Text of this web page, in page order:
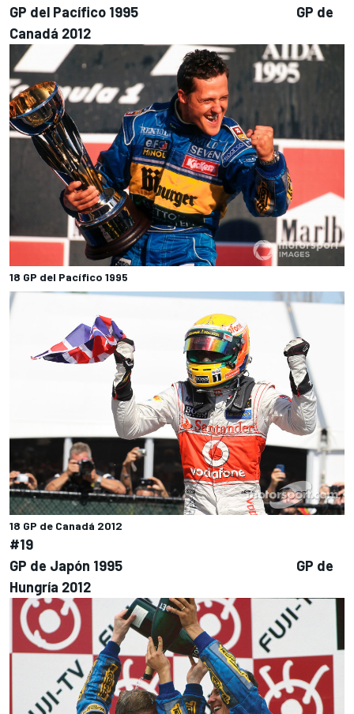
GP del Pacífico 1995 GP de
Canadá 2012
18 GP del Pacífico 1995
18 GP de Canadá 2012
#19
GP de Japón 1995 GP de
Hungría 2012